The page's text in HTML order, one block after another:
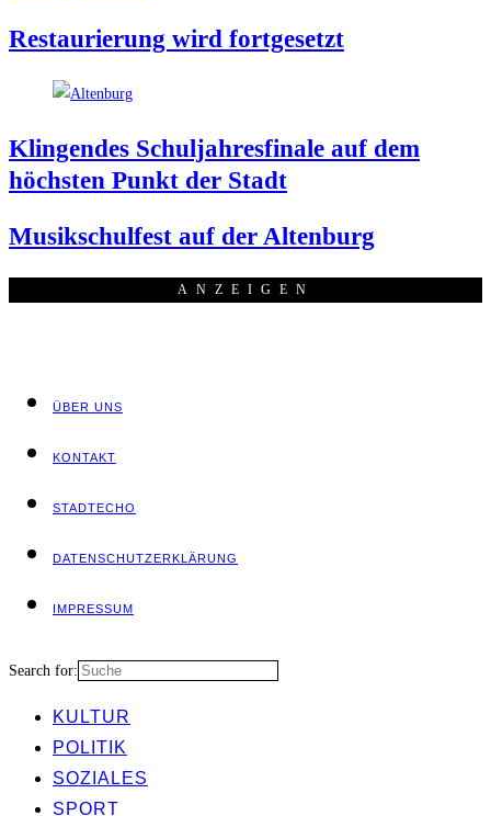
Restau­rie­rung wird fortgesetzt
Klin­gen­des Schul­jah­res­fi­na­le auf dem
höchs­ten Punkt der Stadt
Musik­schul­fest auf der Altenburg
ANZEI­GEN
ÜBER UNS
KON­TAKT
STADT­ECHO
DATEN­SCHUTZ­ER­KLÄ­RUNG
IMPRES­SUM
Search for:
KUL­TUR
POLI­TIK
SOZIA­LES
SPORT